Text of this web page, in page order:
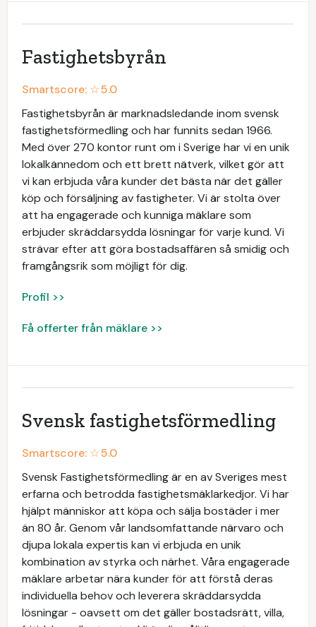
Fastighetsbyrån
Smartscore: ☆5.0
Fastighetsbyrån är marknadsledande inom svensk
fastighetsförmedling och har funnits sedan 1966.
Med över 270 kontor runt om i Sverige har vi en unik
lokalkännedom och ett brett nätverk, vilket gör att
vi kan erbjuda våra kunder det bästa när det gäller
köp och försäljning av fastigheter. Vi är stolta över
att ha engagerade och kunniga mäklare som
erbjuder skräddarsydda lösningar för varje kund. Vi
strävar efter att göra bostadsaffären så smidig och
framgångsrik som möjligt för dig.
Profil >>
Få offerter från mäklare >>
Svensk fastighetsförmedling
Smartscore: ☆5.0
Svensk Fastighetsförmedling är en av Sveriges mest
erfarna och betrodda fastighetsmäklarkedjor. Vi har
hjälpt människor att köpa och sälja bostäder i mer
än 80 år. Genom vår landsomfattande närvaro och
djupa lokala expertis kan vi erbjuda en unik
kombination av styrka och närhet. Våra engagerade
mäklare arbetar nära kunder för att förstå deras
individuella behov och leverera skräddarsydda
lösningar - oavsett om det gäller bostadsrätt, villa,